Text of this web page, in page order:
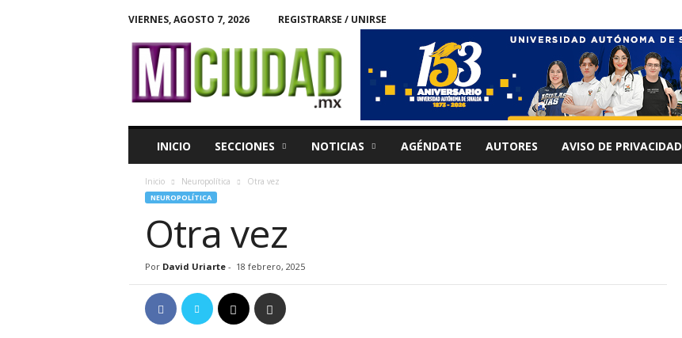
VIERNES, AGOSTO 7, 2026 REGISTRARSE / UNIRSE
u
INICIO SECCIONES NOTICIAS AGÉNDATE AUTORES AVISO DE PRIVACIDAD
Inicio Neuropolítica Otra vez
NEUROPOLÍTICA
Otra vez
Por David Uriarte- 18 febrero, 2025